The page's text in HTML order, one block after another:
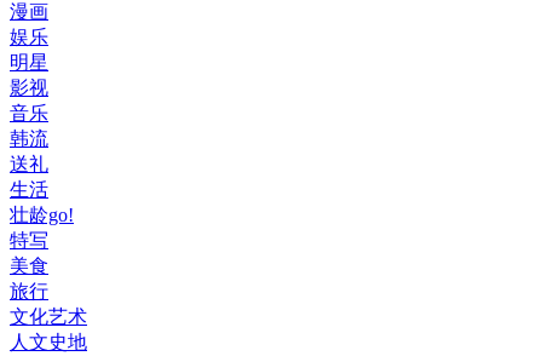
漫画
娱乐
明星
影视
音乐
韩流
送礼
生活
壮龄go!
特写
美食
旅行
文化艺术
人文史地